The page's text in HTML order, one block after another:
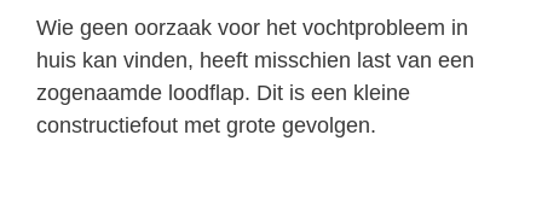
Wie geen oorzaak voor het vochtprobleem in
huis kan vinden, heeft misschien last van een
zogenaamde loodflap. Dit is een kleine
constructiefout met grote gevolgen.